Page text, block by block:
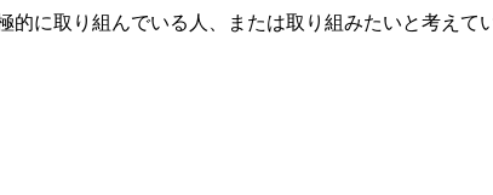
に取り組んでいる人、または取り組みたいと考えて